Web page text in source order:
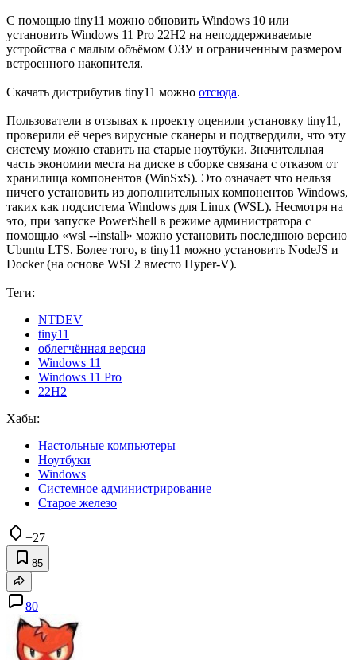
С помощью tiny11 можно обновить Windows 10 или
установить Windows 11 Pro 22H2 на неподдерживаемые
устройства с малым объёмом ОЗУ и ограниченным размером
встроенного накопителя.
Скачать дистрибутив tiny11 можно отсюда.
Пользователи в отзывах к проекту оценили установку tiny11,
проверили её через вирусные сканеры и подтвердили, что эту
систему можно ставить на старые ноутбуки. Значительная
часть экономии места на диске в сборке связана с отказом от
хранилища компонентов (WinSxS). Это означает что нельзя
ничего установить из дополнительных компонентов Windows,
таких как подсистема Windows для Linux (WSL). Несмотря на
это, при запуске PowerShell в режиме администратора с
помощью «wsl --install» можно установить последнюю версию
Ubuntu LTS. Более того, в tiny11 можно установить NodeJS и
Docker (на основе WSL2 вместо Hyper-V).
Теги:
NTDEV
tiny11
облегчённая версия
Windows 11
Windows 11 Pro
22H2
Хабы:
Настольные компьютеры
Ноутбуки
Windows
Системное администрирование
Старое железо
+27
85
80